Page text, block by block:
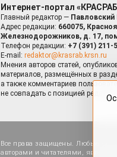
Интернет-портал
Главный редактор — Павловский
Адрес редакции: 660075,
Железнодорожников, д. 17,
Телефон редакции: +7 (391) 211-
E-mail: redaktor@krasrab.krsn.ru
Мнения авторов статей,
материалов, размещённых в
а также комментариев
не совпадать с позицией редакции.
Все права защищены. Любые
авторами и читателями,